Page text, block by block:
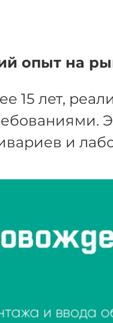
опыт на
15 лет,
и